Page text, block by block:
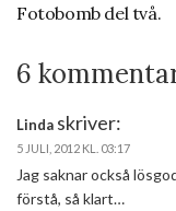
Fotobomb del två.
6
Linda skriver:
5 JULI, 2012 KL. 03:17
Jag saknar också
förstå, så klart…